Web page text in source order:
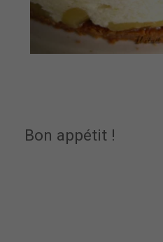
Bon appétit !